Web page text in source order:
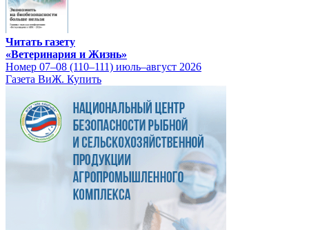
Читать газету
«Ветеринария и Жизнь»
Номер 07–08 (110–111) июль–август 2026
Газета ВиЖ. Купить